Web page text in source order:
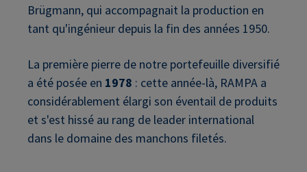
Brügmann, qui accompagnait la production en
tant qu'ingénieur depuis la fin des années 1950.
La première pierre de notre portefeuille diversifié
a été posée en 1978 : cette année-là, RAMPA a
considérablement élargi son éventail de produits
et s'est hissé au rang de leader international
dans le domaine des manchons filetés.